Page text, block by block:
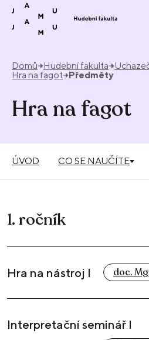
Přeskočit na obsah
Domů Hudební fakulta
Hra na fagot Předměty
Hra na fagot
ÚVOD CO SE NAUČÍTE
1. ročník
Hra na nástroj I doc.
Interpretační seminář I